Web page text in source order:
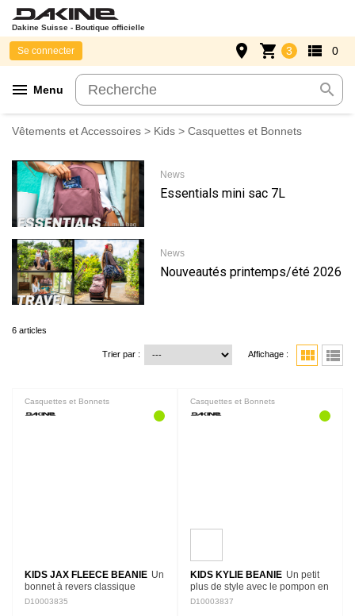
Dakine Suisse - Boutique officielle
menu Menu search
Se connecter place shopping_cart 3 view_list 0
Vêtements et Accessoires > Kids > Casquettes et Bonnets
News
Essentials mini sac 7L
News
Nouveautés printemps/été 2026
6 articles
Trier par : Affichage : view_module view_list
Casquettes et Bonnets
KIDS JAX FLEECE BEANIE Un
bonnet à revers classique
spécialement conçu pour les
D10003835
Casquettes et Bonnets
KIDS KYLIE BEANIE Un petit
plus de style avec le pompon en
fausse fourrure rend le bonnet
D10003837